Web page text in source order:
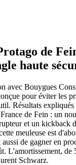
de
haute
avec Bouygues
pour éviter les
Résultats
de Fein : un
et un kickback
meuleuse est
aussi de gagner en
L'amortissement, de
Schwarz.